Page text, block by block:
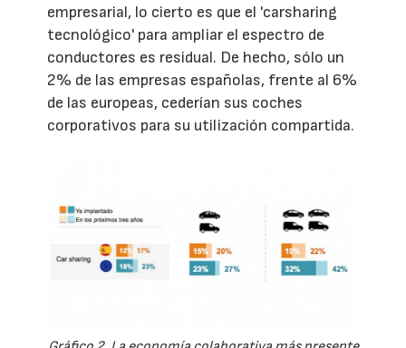
empresarial, lo cierto es que el 'carsharing
tecnológico' para ampliar el espectro de
conductores es residual. De hecho, sólo un
2% de las empresas españolas, frente al 6%
de las europeas, cederían sus coches
corporativos para su utilización compartida.